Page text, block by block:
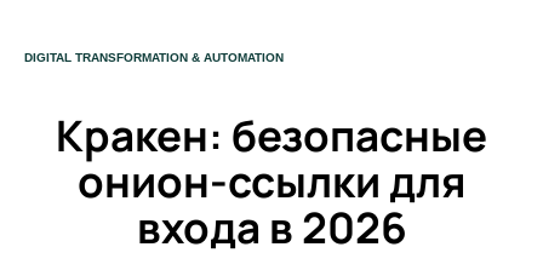
Кракен: безопасные
онион-ссылки для
входа в 2026
CATEGORY
DIGITAL TRANSFORMATION & AUTOMATION